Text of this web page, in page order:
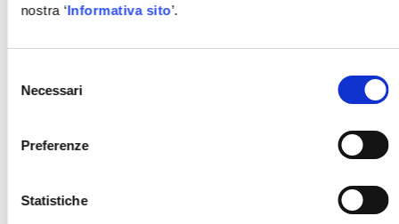
nostra ‘Informativa sito’.
delNecessari
Preferenze
Statistiche
Futurmotive – Digital Expo
and Conference